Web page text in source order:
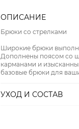
ОПИСАНИЕ
Брюки со стрелками
Широкие брюки
Дополнены поясом со
карманами и
базовые брюки для
УХОД И СОСТАВ